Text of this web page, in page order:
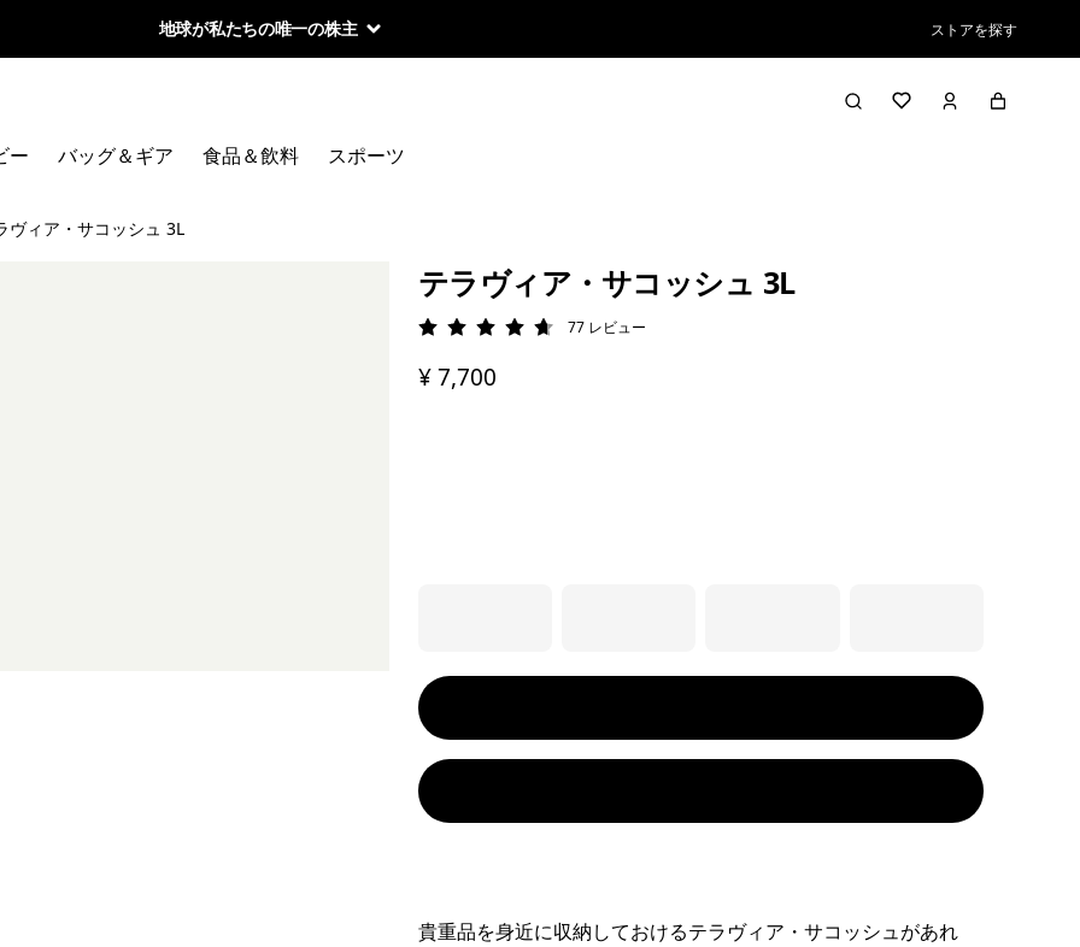
地球が私たちの唯一の株主 ストアを探す
ー バッグ＆ギア 食品＆飲料 スポーツ
ヴィア・サコッシュ 3L
テラヴィア・サコッシュ 3L
評価: 4.7 / 5
77 レビュー
¥ 7,700
貴重品を身近に収納しておけるテラヴィア・サコッシュがあれ